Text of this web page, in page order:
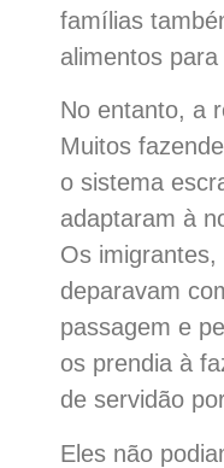
famílias
alimentos
No entanto, a
Muitos
o sistema
adaptaram à
Os
deparavam
passagem e
os prendia à
de servidão
Eles não